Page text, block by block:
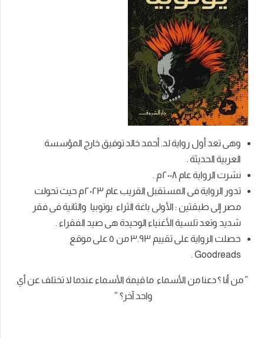
وهى تعد أول رواية لد. أحمد خالد توفيق خارج المؤسسة
العربية الحديثة .
نشرت الرواية عام ٢٠٠٨م .
تدور الرواية فى المستقبل القريب عام ٢٠٢٣م حيث تحولت
مصر إلى طبقتين : الأولى باغة الثراء يوتوبيا والثانية فى فقر
شديد وتعد تلسية الأغنياء الوحيدة هى صيد الفقراء .
حصلت الرواية على تقييم ٣.٩٣ من
٥على موقع
Goodreads
.
” من أنا ؟ دعنا من الأسماء ما قيمة الأسماء عندما لا تختلف عن أي
واحد آخر؟ ”